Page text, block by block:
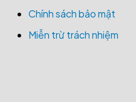
Chính sách bảo mật
Miễn trừ trách nhiệm